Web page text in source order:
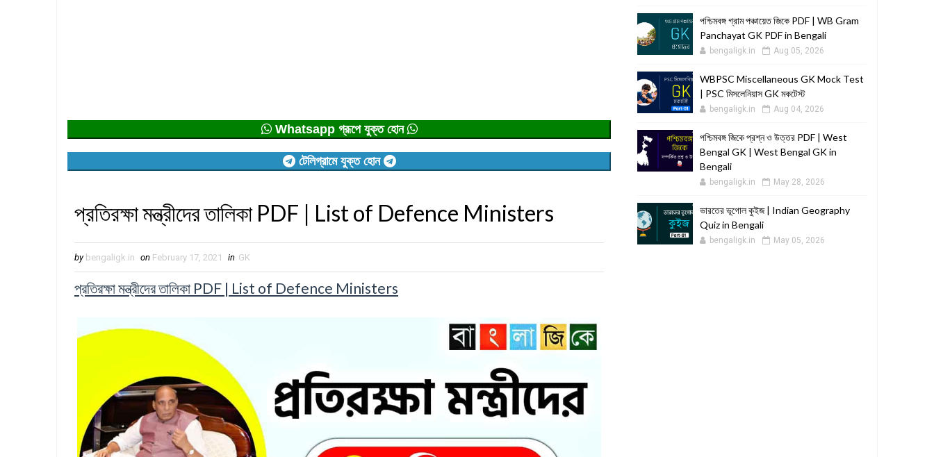
Whatsapp গ্রূপে যুক্ত হোন
টেলিগ্রামে যুক্ত হোন
প্রতিরক্ষা মন্ত্রীদের তালিকা PDF | List of Defence Ministers
by bengaligk.in on February 17, 2021 in GK
প্রতিরক্ষা মন্ত্রীদের তালিকা PDF | List of Defence Ministers
পশ্চিমবঙ্গ গ্রাম পঞ্চায়েত জিকে PDF | WB Gram
Panchayat GK PDF in Bengali
bengaligk.in Aug 05, 2026
WBPSC Miscellaneous GK Mock Test
| PSC মিসলেনিয়াস GK মকটেস্ট
bengaligk.in Aug 04, 2026
পশ্চিমবঙ্গ জিকে প্রশ্ন ও উত্তর PDF | West
Bengal GK | West Bengal GK in
Bengali
bengaligk.in May 28, 2026
ভারতের ভূগোল কুইজ | Indian Geography
Quiz in Bengali
bengaligk.in May 05, 2026